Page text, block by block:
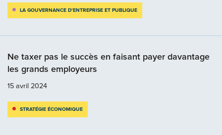
LA GOUVERNANCE D’ENTREPRISE ET PUBLIQUE
Ne taxer pas le succès en faisant payer davantage
les grands employeurs
15 avril 2024
STRATÉGIE ÉCONOMIQUE